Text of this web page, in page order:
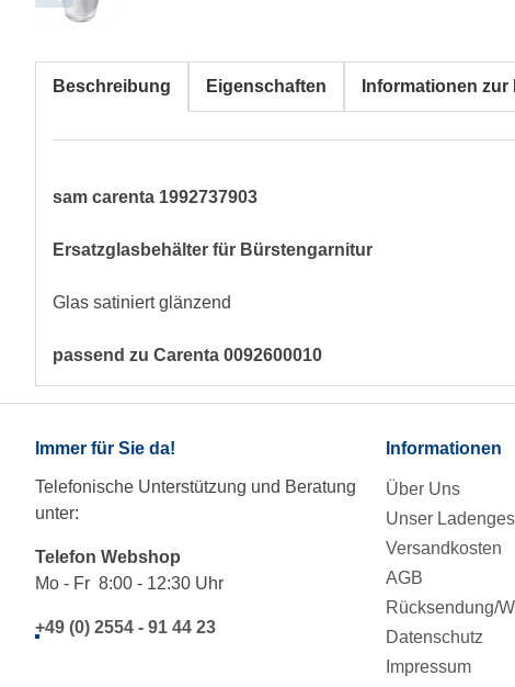
Beschreibung Eigenschaften Informationen
sam carenta 1992737903
Ersatzglasbehälter für Bürstengarnitur
Glas satiniert glänzend
passend zu Carenta 0092600010
Immer für Sie da!
Telefonische Unterstützung und Beratung
unter:
Telefon Webshop
Mo - Fr 8:00 - 12:30 Uhr
+49 (0) 2554 - 91 44 23
Informationen
Über Uns
Unser
Versandkosten
AGB
Rücksendung/
Datenschutz
Impressum